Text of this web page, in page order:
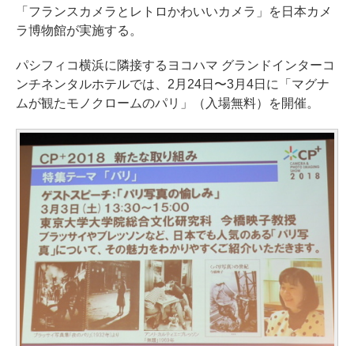
「フランスカメラとレトロかわいいカメラ」を日本カメ
ラ博物館が実施する。
パシフィコ横浜に隣接するヨコハマ グランドインターコ
ンチネンタルホテルでは、2月24日〜3月4日に「マグナ
ムが観たモノクロームのパリ」（入場無料）を開催。